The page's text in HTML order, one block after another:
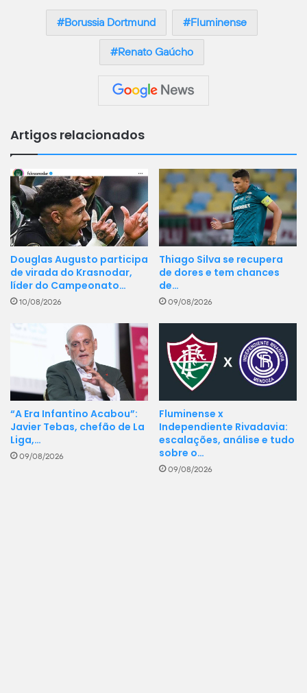
Borussia Dortmund Fluminense
Renato Gaúcho
Artigos relacionados
Douglas Augusto participa
de virada do Krasnodar,
líder do Campeonato…
10/08/2026
Thiago Silva se recupera
de dores e tem chances
de…
09/08/2026
“A Era Infantino Acabou”:
Javier Tebas, chefão de La
Liga,…
09/08/2026
Fluminense x
Independiente Rivadavia:
escalações, análise e tudo
sobre o…
09/08/2026